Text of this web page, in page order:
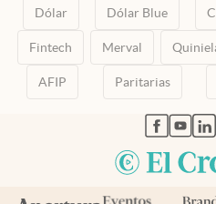
Dólar Dólar Blue
Fintech Merval
AFIP Paritarias
abre en